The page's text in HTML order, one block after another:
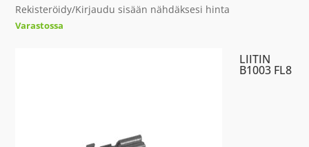
Rekisteröidy/Kirjaudu sisään nähdäksesi hinta
Varastossa
LIITIN
B1003 FL8